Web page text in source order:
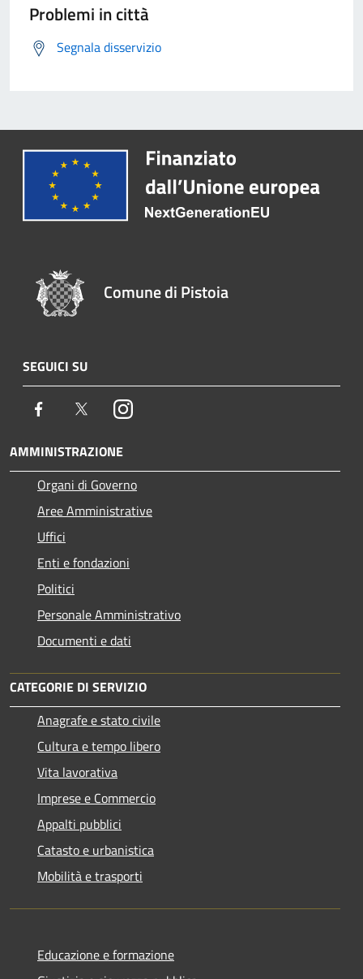
Problemi in città
Segnala disservizio
Comune di Pistoia
SEGUICI SU
Facebook TwitterInstagram
AMMINISTRAZIONE
Organi di Governo
Aree Amministrative
Uffici
Enti e fondazioni
Politici
Personale Amministrativo
Documenti e dati
CATEGORIE DI SERVIZIO
Anagrafe e stato civile
Cultura e tempo libero
Vita lavorativa
Imprese e Commercio
Appalti pubblici
Catasto e urbanistica
Mobilità e trasporti
Educazione e formazione